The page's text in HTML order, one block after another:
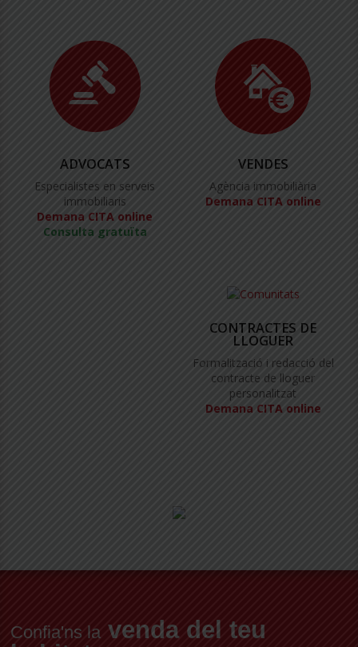
ADVOCATS
Especialistes en serveis
immobiliaris
Demana CITA online
Consulta gratuïta
VENDES
Agència immobiliària
Demana CITA online
CONTRACTES DE
LLOGUER
Formalització i redacció del
contracte de lloguer
personalitzat
Demana CITA online
Confia'ns la venda del teu